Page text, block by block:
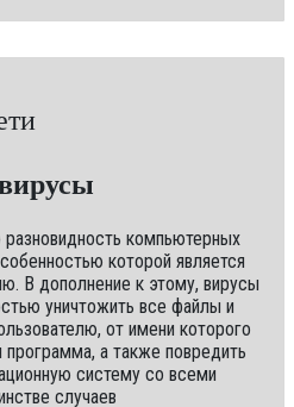
компьютерных
которой является
В дополнение к этому, вирусы
уничтожить все файлы и
от имени которого
а также повредить
систему со всеми
случаев